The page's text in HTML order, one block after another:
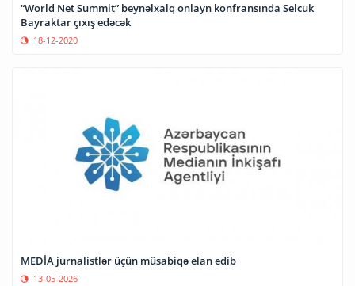
“World Net Summit” beynəlxalq onlayn konfransında Selcuk
Bayraktar çıxış edəcək
18-12-2020
MEDİA jurnalistlər üçün müsabiqə elan edib
13-05-2026